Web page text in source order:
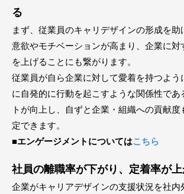
る
まず、従業員のキャリデザインの形成を助
意欲やモチベーションが高まり、企業に対
を上げることにも繋がります。
従業員が自ら企業に対して愛着を持つよう
に自発的に行動を起こすような関係性であ
トが向上し、自ずと企業・組織への貢献
定できます。
■エンゲージメントについてはこちら
社員の離職率が下がり、定着率が
企業がキャリアデザインの支援状況を社内